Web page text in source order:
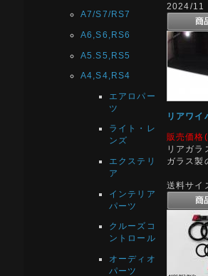
A7/S7/RS7
A6,S6,RS6
A5.S5,RS5
A4,S4,RS4
エアロパー
ツ
ライト・レ
ンズ
エクステリ
ア
インテリア
パーツ
クルーズコ
ントロール
オーディオ
パーツ
2024/11
リアワイ
販売価格
リアガ
ガラス製
送料サイ